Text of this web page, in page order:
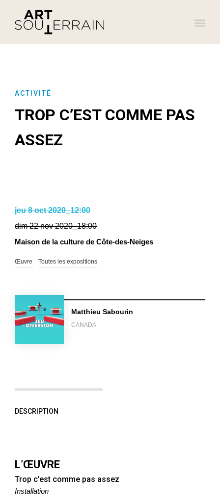
ACTIVITÉ
TROP C’EST COMME PAS
ASSEZ
jeu 8 oct 2020_12:00
dim 22 nov 2020_18:00
Maison de la culture de Côte-des-Neiges
Œuvre Toutes les expositions
Matthieu Sabourin
CANADA
DESCRIPTION
L’ŒUVRE
Trop c’est comme pas assez
Installation